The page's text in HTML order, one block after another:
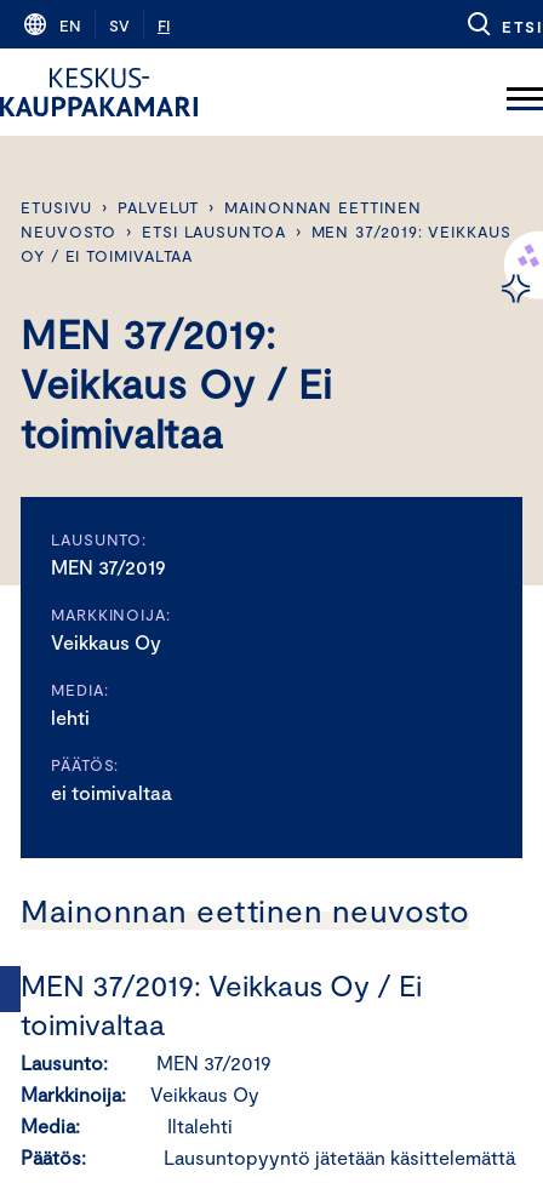
Skip
content
EN SV FI ETSI
ETUSIVU › PALVELUT ›
MAINONNAN EETTINEN
NEUVOSTO
› ETSI LAUSUNTOA ›
MEN 37/2019: VEIKKAUS
OY / EI TOIMIVALTAA
MEN 37/2019:
Veikkaus Oy / Ei
toimivaltaa
LAUSUNTO:
MEN 37/2019
MARKKINOIJA:
Veikkaus Oy
MEDIA:
lehti
PÄÄTÖS:
ei toimivaltaa
Mainonnan eettinen neuvosto
MEN 37/2019: Veikkaus Oy / Ei
toimivaltaa
Lausunto:
MEN 37/2019
Markkinoija: Veikkaus Oy
Media:
Iltalehti
Päätös:
Lausuntopyyntö jätetään käsittelemättä